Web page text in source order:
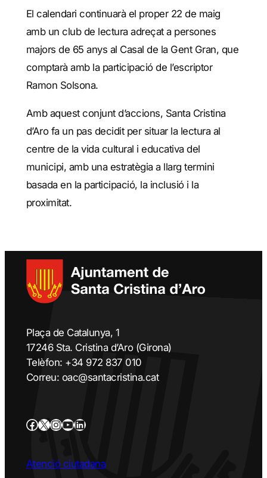
El calendari continuarà el proper 22 de maig
amb un club de lectura adreçat a persones
majors de 65 anys al Casal de la Gent Gran, que
comptarà amb la participació de l’escriptor
Ramon Solsona.
Amb aquest conjunt d’accions, Santa Cristina
d’Aro fa un pas decidit per situar la lectura al
centre de la vida cultural i educativa del
municipi, amb una estratègia a llarg termini
basada en la participació, la inclusió i la
proximitat.
Plaça de Catalunya, 1
17246 Sta. Cristina d’Aro (Girona)
Telèfon: +34 972 837 010
Correu: oac@santacristina.cat
Atenció ciutadana